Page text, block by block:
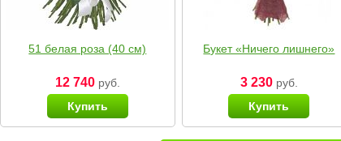
51 белая роза (40 см)
12 740руб.
Купить
Букет «Ничего лишнего»
3 230руб.
Купить